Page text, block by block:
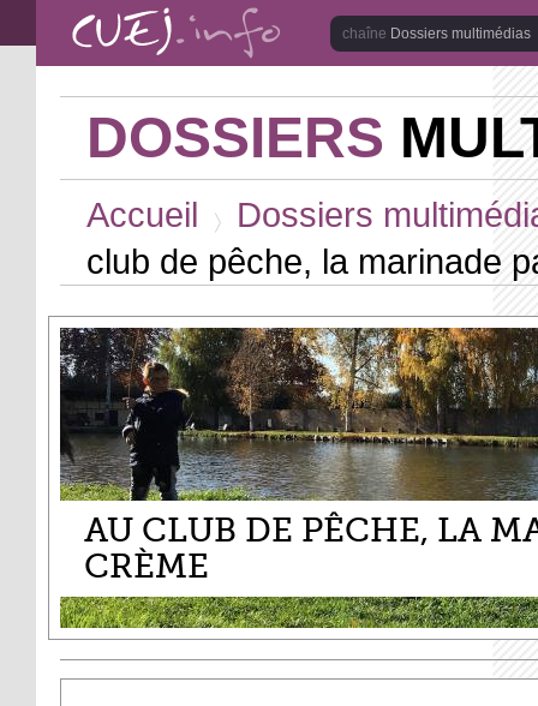
Aller au contenu principal
Dossiers multimédias
DOSSIERS
Accueil
Dossiers
club de pêche, la marinade
AU CLUB DE PÊCHE, LA
CRÈME